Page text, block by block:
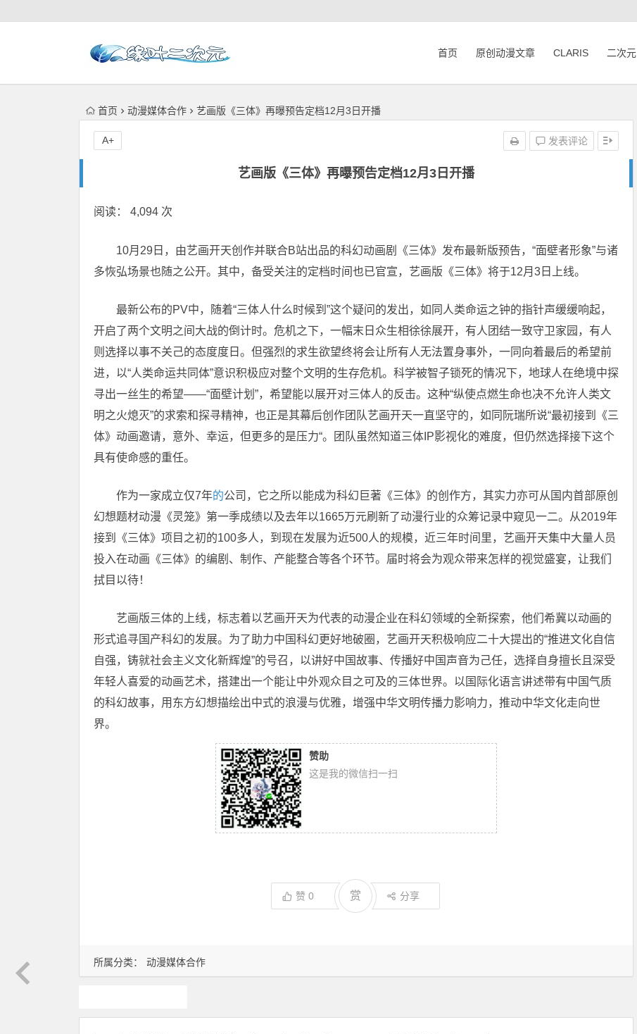
首页 原创动漫文章 CLARIS 二次元
首页 动漫媒体合作 艺画版《三体》再曝预告定档12月3日开播
艺画版《三体》再曝预告定档12月3日开播
发表评论
A+
所属分类： 动漫媒体合作
阅读： 4,094 次
10月29日，由艺画开天创作并联合B站出品的科幻动画剧《三体》发布最新版预告，“面壁者形象”与诸
多恢弘场景也随之公开。其中，备受关注的定档时间也已官宣，艺画版《三体》将于12月3日上线。
最新公布的PV中，随着“三体人什么时候到”这个疑问的发出，如同人类命运之钟的指针声缓缓响起，
开启了两个文明之间大战的倒计时。 危机之下，一幅末日众生相徐徐展开，有人团结一致守卫家园，有人
则选择以事不关己的态度度日。但强烈的求生欲望终将会让所有人无法置身事外，一同向着最后的希望前
进，以“人类命运共同体”意识积极应对整个文明的生存危机。科学被智子锁死的情况下，地球人在绝境中探
寻出一丝生的希望——“面壁计划”，希望能以展开对三体人的反击。这种“纵使点燃生命也决不允许人类文
明之火熄灭”的求索和探寻精神，也正是其幕后创作团队艺画开天一直坚守的，如同阮瑞所说“最初接到《三
体》动画邀请，意外、幸运，但更多的是压力“。团队虽然知道三体IP影视化的难度，但仍然选择接下这个
具有使命感的重任。
作为一家成立仅7年的公司，它之所以能成为科幻巨著《三体》的创作方，其实力亦可从国内首部原创
幻想题材动漫《灵笼》第一季成绩以及去年以1665万元刷新了动漫行业的众筹记录中窥见一二。从2019年
接到《三体》项目之初的100多人，到现在发展为近500人的规模， 近三年时间里，艺画开天集中大量人员
投入在动画《三体》的编剧、制作、产能整合等各个环节。届时将会为观众带来怎样的视觉盛宴，让我们
拭目以待！
艺画版三体的上线，标志着以艺画开天为代表的动漫企业在科幻领域的全新探索，他们希冀以动画的
形式追寻国产科幻的发展。为了助力中国科幻更好地破圈，艺画开天积极响应二十大提出的“推进文化自信
自强，铸就社会主义文化新辉煌”的号召，以讲好中国故事、传播好中国 声音为己任，选择自身擅长且深受
年轻人喜爱的动画艺术，搭建出一个能让中外观众目之可及的三体世界。以国际化语言讲述带有中国气质
的科幻故事，用东方幻想描绘出中式的浪漫与优雅，增强中华文明传播力影响力，推动中华文化走向世
界。
赞助
这是我的微信扫一扫
赞 0 赏 分享